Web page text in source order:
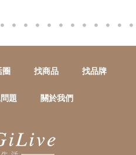
找商品 找品牌
題 關於我們